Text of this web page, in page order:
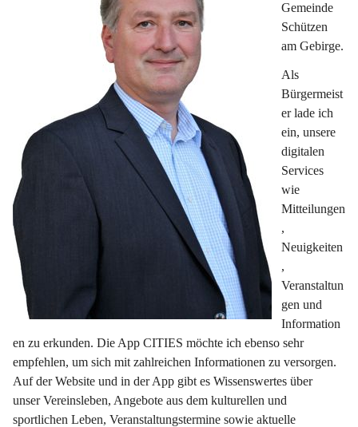
Gemeinde
Schützen
am Gebirge.
Als
Bürgermeist
er lade ich
ein, unsere
digitalen
Services
wie
Mitteilungen
,
Neuigkeiten
,
Veranstaltun
gen und
Information
en zu erkunden. Die App CITIES möchte ich ebenso sehr
empfehlen, um sich mit zahlreichen Informationen zu versorgen.
Auf der Website und in der App gibt es Wissenswertes über
unser Vereinsleben, Angebote aus dem kulturellen und
sportlichen Leben, Veranstaltungstermine sowie aktuelle